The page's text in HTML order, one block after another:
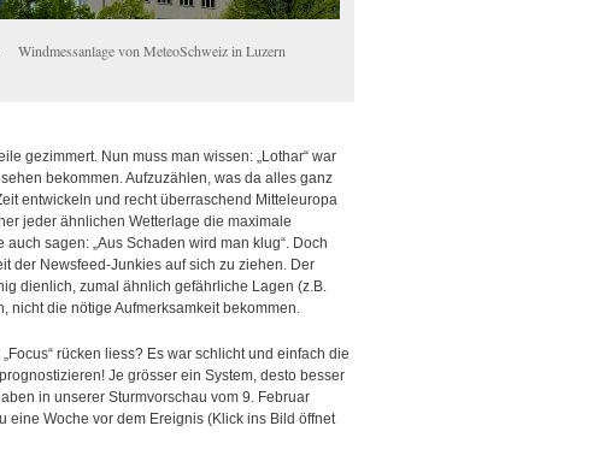
Windmessanlage von MeteoSchweiz in Luzern
gezimmert. Nun muss man wissen: „Lothar“ war
bekommen. Aufzuzählen, was da alles ganz
entwickeln und recht überraschend Mitteleuropa
jeder ähnlichen Wetterlage die maximale
sagen: „Aus Schaden wird man klug“. Doch
der Newsfeed-Junkies auf sich zu ziehen. Der
dienlich, zumal ähnlich gefährliche Lagen (z.B.
nicht die nötige Aufmerksamkeit bekommen.
rücken liess? Es war schlicht und einfach die
Je grösser ein System, desto besser
in unserer Sturmvorschau vom 9. Februar
eine Woche vor dem Ereignis (Klick ins Bild öffnet